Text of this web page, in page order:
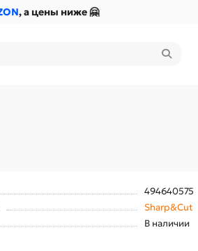
, а цены ниже 🤗
494640575
Sharp&Cut
В наличии